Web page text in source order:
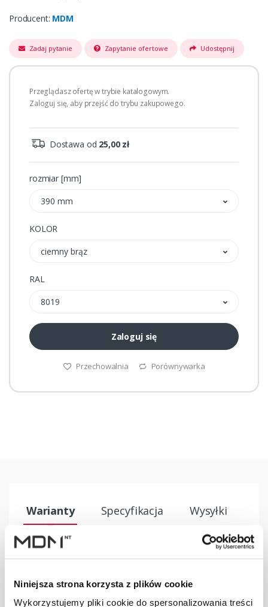
Niniejsza strona korzysta z plików cookie
Wykorzystujemy pliki cookie do spersonalizowania treści
Producent: MDM
Zadaj pytanie Zapytanie ofertowe Udostępnij
Przeglądasz ofertę w trybie katalogowym.
Zaloguj się, aby przejść do trybu zakupowego.
Dostawa od 25,00 zł
rozmiar [mm]
390 mm
KOLOR
ciemny brąz
RAL
8019
Zaloguj się
Przechowalnia Porównywarka
Warianty Specyfikacja Wysyłki
PRODUKT JM ILOŚĆ
Taśma
kalenicowa BR-